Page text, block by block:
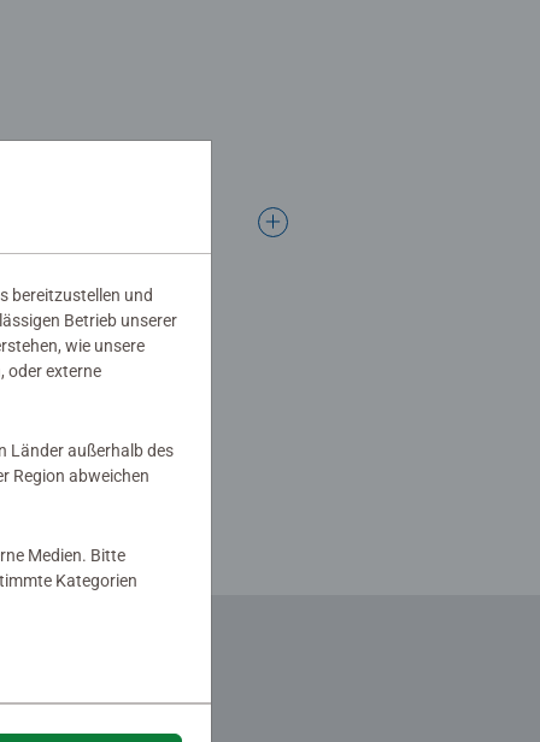
bereitzustellen und
Betrieb unserer
wie unsere
oder externe
Länder außerhalb des
Region abweichen
Medien. Bitte
Kategorien